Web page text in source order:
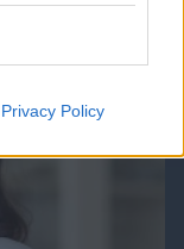
Privacy Policy